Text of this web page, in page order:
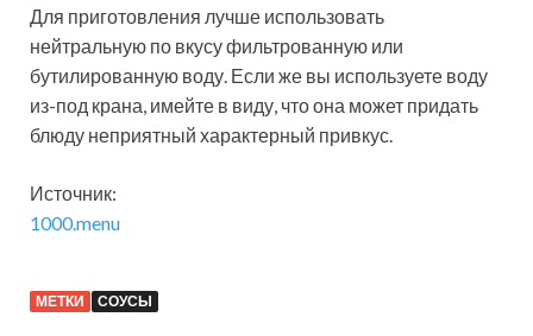
Для приготовления лучше использовать
нейтральную по вкусу фильтрованную или
бутилированную воду. Если же вы используете воду
из-под крана, имейте в виду, что она может придать
блюду неприятный характерный привкус.
Источник:
1000.menu
МЕТКИ СОУСЫ